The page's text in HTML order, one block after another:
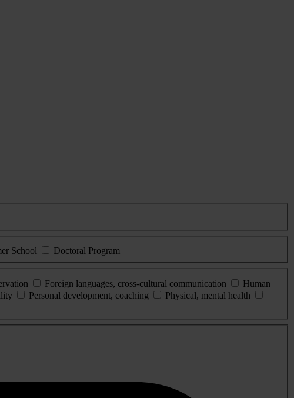
School
Doctoral Program
Foreign languages, cross-cultural communication
Human
Personal development, coaching
Physical, mental health